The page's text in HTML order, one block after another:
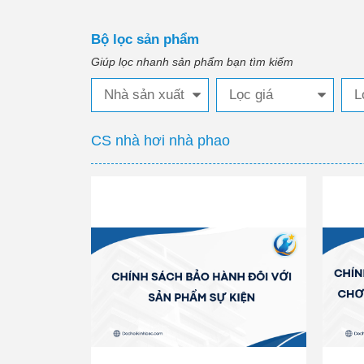
Bộ lọc sản phẩm
Giúp lọc nhanh sản phẩm bạn tìm kiếm
Nhà sản xuất Lọc giá
CS nhà hơi nhà phao